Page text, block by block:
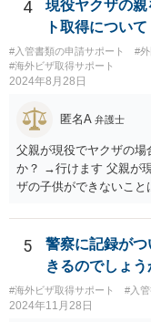
4
現役ヤクザの
ト取得について
#入管書類の申請サポート #
#海外ビザ取得サポート
2024年8月28日
匿名A 弁護士
父親が現役でヤクザの
か？ →行けます 父親が
ザの子供ができないこ
5
警察に記録が
きるのでしょう
#海外ビザ取得サポート #入
2024年11月28日